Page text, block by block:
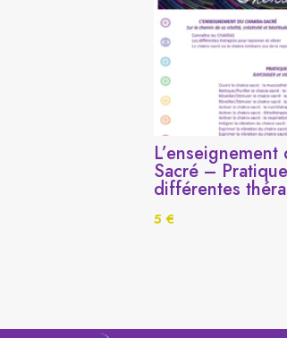
Sacré –
différentes
5€